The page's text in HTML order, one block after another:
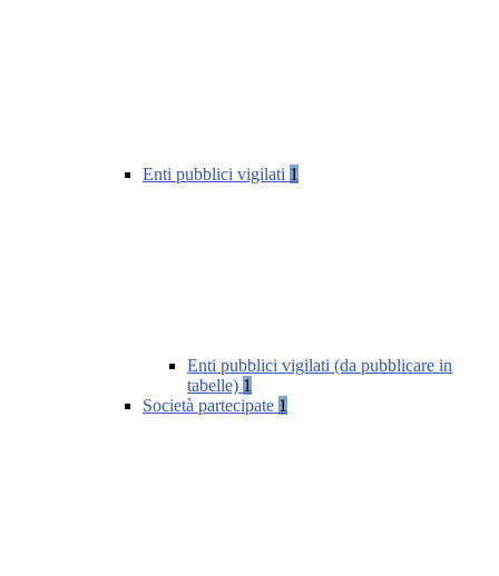
Enti pubblici vigilati 1
Enti pubblici vigilati (da pubblicare in
tabelle) 1
Società partecipate 1